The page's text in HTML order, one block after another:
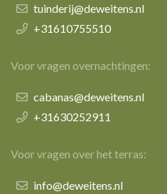
tuinderij@deweitens.nl
+31610755510
Voor vragen overnachtingen:
cabanas@deweitens.nl
+31630252911
Voor vragen over het terras:
info@deweitens.nl